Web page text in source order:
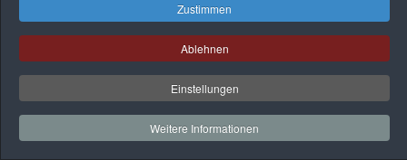
Zustimmen
Ablehnen
Einstellungen
Weitere Informationen